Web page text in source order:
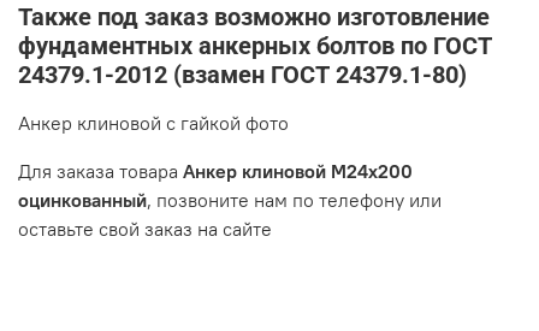
Также под заказ возможно изготовление
фундаментных анкерных болтов по ГОСТ
24379.1-2012 (взамен ГОСТ 24379.1-80)
Анкер клиновой с гайкой фото
Для заказа товара Анкер клиновой М24х200
оцинкованный, позвоните нам по телефону или
оставьте свой заказ на сайте